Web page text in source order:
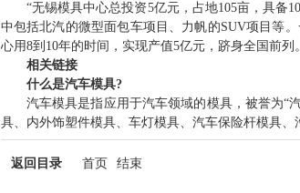
“无锡模具中心总投资5亿元，占地105亩，具备
中包括北汽的微型面包车项目、力帆的SUV项目等
心用8到10年的时间，实现产值5亿元，跻身全国前列
相关链接
什么是汽车模具?
汽车模具是指应用于汽车领域的模具，被誉为“汽
具、内外饰塑件模具、车灯模具、汽车保险杆模具、
返回目录 首页 结束